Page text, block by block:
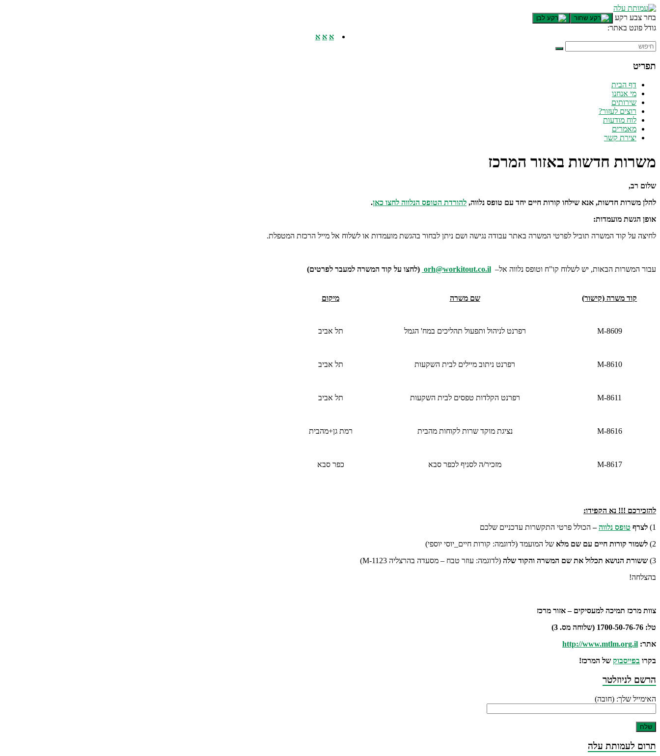
בחר צבע רקע
גודל פונט באתר:
א א א
תפריט
דף הבית
מי אנחנו
שירותים
רוצים לעזור?
לוח מודעות
מאמרים
יצירת קשר
משרות חדשות באזור המרכז
שלום רב,
להלן משרות חדשות, אנא שילחו קורות חיים יחד עם טופס נלווה, להורדת הטופס הנלווה לחצו כאן.
אופן הגשת מועמדות:
לחיצה על קוד המשרה תוביל לפרטי המשרה באתר עבודה נגישה ושם ניתן לבחור בהגשת מועמדות או לשלוח אל מייל הרכזת המטפלת.
עבור המשרות הבאות, יש לשלוח קו"ח וטופס נלווה אל– orh@workitout.co.il (לחצו על קוד המשרה למעבר לפרטים)
קוד משרה (קישור) שם משרה מיקום
M-8609 רפרנט לניהול ותפעול תהליכים במח' הגמל תל אביב
M-8610 רפרנט ניתוב מיילים לבית השקעות תל אביב
M-8611 רפרנט הקלדות טפסים לבית השקעות תל אביב
M-8616 נציגת מוקד שרות לקוחות מהבית רמת גן+מהבית
M-8617 מזכיר/ה לסניף לכפר סבא כפר סבא
להזכירכם !!! נא הקפידו:
1) לצרף טופס נלווה– הכולל פרטי התקשרות עדכניים שלכם
2) לשמור קורות חיים עם שם מלא של המועמד (לדוגמה: קורות חיים_יוסי יוספי)
3) ששורת הנושא תכלול את שם המשרה והקוד שלה (לדוגמה: עוזר טבח – מסעדה בהרצליה M-1123)
בהצלחה!
צוות מרכז תמיכה למעסיקים – אזור מרכז
טל: 1700-50-76-76 (שלוחה מס. 3)
אתר: http://www.mtlm.org.il
בקרו בפייסבוק של המרכז!
הרשם לניוזלטר
האימייל שלך: (חובה)
תרום לעמותת עלה